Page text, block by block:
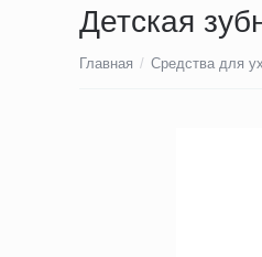
Детская
Главная / Средства для